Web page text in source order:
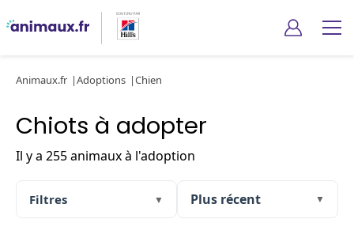
Animaux.fr Adoptions Chien
Chiots à adopter
Il y a 255 animaux à l'adoption
Filtres ▼ ▼